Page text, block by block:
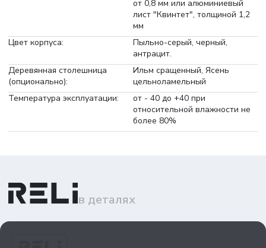
от 0,8 мм или алюминиевый
лист "Квинтет", толщиной 1,2
мм
Цвет корпуса:
Пыльно-серый, черный,
антрацит.
Деревянная столешница
(опционально):
Ильм сращенный, Ясень
цельноламельный
Температура эксплуатации:
от - 40 до +40 при
относительной влажности не
более 80%
в деталях